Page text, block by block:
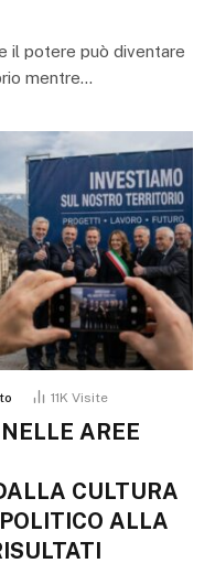
il potere può diventare
mentre…
11K Visite
AREE
CULTURA
ALLA